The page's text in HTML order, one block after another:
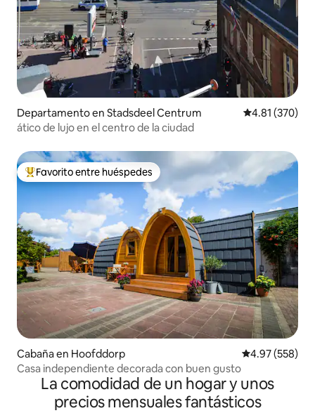
Departamento en Stadsdeel Centrum Calificación
4.81 (370)
ático de lujo en el centro de la ciudad
De los mejores en Favorito entre huéspedes
Favorito entre huéspedes
Cabaña en Hoofddorp Calificación
4.97 (558)
Casa independiente decorada con buen gusto
La comodidad de un hogar y unos
precios mensuales fantásticos